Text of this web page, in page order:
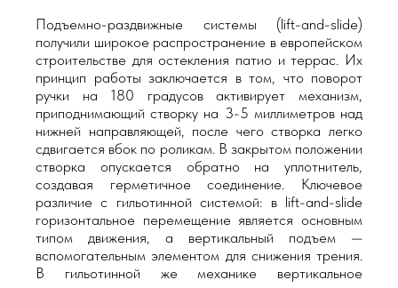
Подъемно-раздвижные системы (lift-and-slide)
получили широкое распространение в европейском
строительстве для остекления патио и террас. Их
принцип работы заключается в том, что поворот
ручки на 180 градусов активирует механизм,
приподнимающий створку на 3-5 миллиметров над
нижней направляющей, после чего створка легко
сдвигается вбок по роликам. В закрытом положении
створка опускается обратно на уплотнитель,
создавая герметичное соединение. Ключевое
различие с гильотинной системой: в lift-and-slide
горизонтальное перемещение является основным
типом движения, а вертикальный подъем —
вспомогательным элементом для снижения трения.
В гильотинной же механике вертикальное